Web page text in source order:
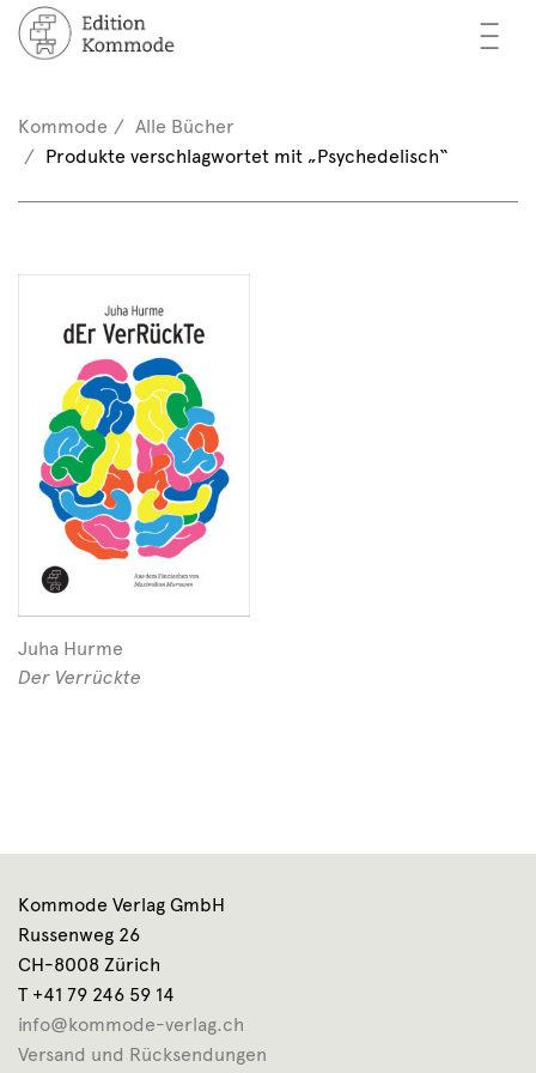
—
—
—
/ Registrieren
(0)
Kommode
Alle Bücher
Produkte verschlagwortet mit „Psychedelisch“
Juha Hurme
Der Verrückte
Kommode Verlag GmbH
Russenweg 26
CH-8008 Zürich
T +41 79 246 59 14
info@kommode-verlag.ch
Versand und Rücksendungen